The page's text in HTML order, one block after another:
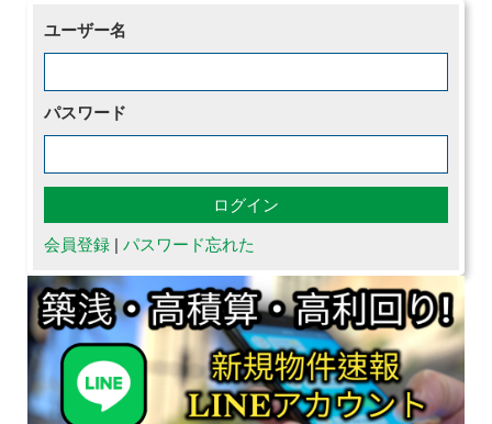
ユーザー名
パスワード
会員登録 | パスワード忘れた